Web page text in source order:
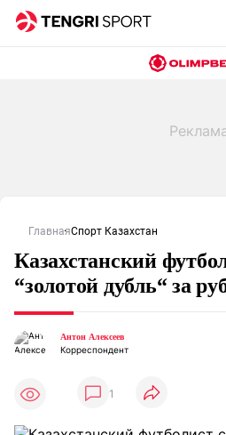
ГлавнаяСпорт Казахстан
Казахстанский
“золотой дубль“ за
Антон Алексеев
Корреспондент
1